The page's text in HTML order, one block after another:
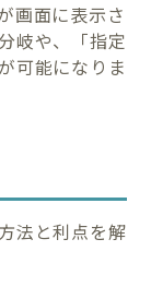
画面に表示さ
岐や、「指定
可能になりま
法と利点を解